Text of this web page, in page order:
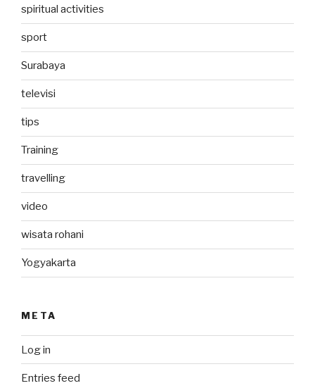
spiritual activities
sport
Surabaya
televisi
tips
Training
travelling
video
wisata rohani
Yogyakarta
META
Log in
Entries feed